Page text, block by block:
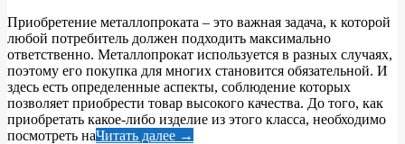
10
Приобретение металлопроката – это важная задача, к которой
любой потребитель должен подходить максимально
ответственно. Металлопрокат используется в разных случаях,
поэтому его покупка для многих становится обязательной. И
здесь есть определенные аспекты, соблюдение которых
позволяет приобрести товар высокого качества. До того, как
приобретать какое-либо изделие из этого класса, необходимо
посмотреть наЧитать далее →